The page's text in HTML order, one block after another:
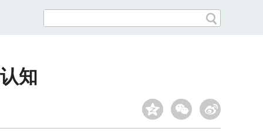
知